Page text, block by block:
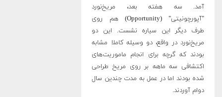
آمد. سه هفته بعد، مریخ‌نورد
"آپورچونیتی" (Opportunity) هم روی
طرف دیگر این سیاره نشست. این دو
مریخ‌نورد در واقع، دو وسیله کاملا مشابه
بودند که گرچه برای انجام ماموریت‌های
اکتشافی سه ماهه بر روی مریخ طراحی
شده بودند اما در عمل به مدت چندین سال
دوام آوردند.